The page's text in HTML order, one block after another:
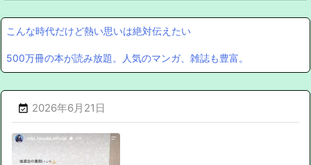
こんな時代だけど熱い思いは絶対伝えたい
500万冊の本が読み放題。人気のマンガ、雑誌も豊富。
 2026年6月21日